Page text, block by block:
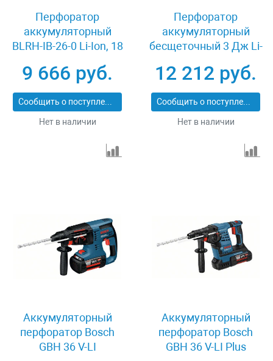
Перфоратор
аккумуляторный
BLRH-IB-26-0 Li-Ion, 18
9 666 руб.
Сообщить о поступлении
Нет в наличии
Перфоратор
аккумуляторный
бесщеточный 3 Дж Li-
BL-20-28 26707
12 212 руб.
Сообщить о поступлении
Нет в наличии
Аккумуляторный
перфоратор Bosch
GBH 36 V-LI
Аккумуляторный
перфоратор Bosch
GBH 36 V-LI Plus